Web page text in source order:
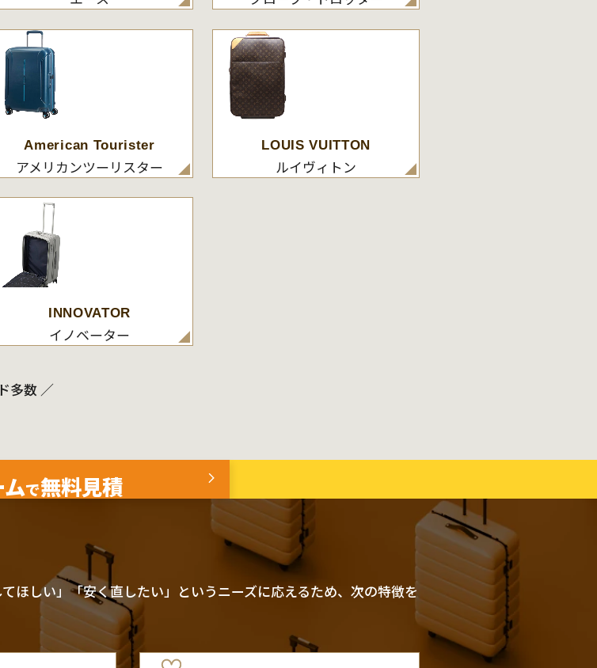
American Tourister
アメリカンツーリスター
LOUIS VUITTON
ルイヴィトン
INNOVATOR
イノベーター
多数 ／
で無料見積
ほしい」「安く直したい」というニーズに応えるため、次の特徴を